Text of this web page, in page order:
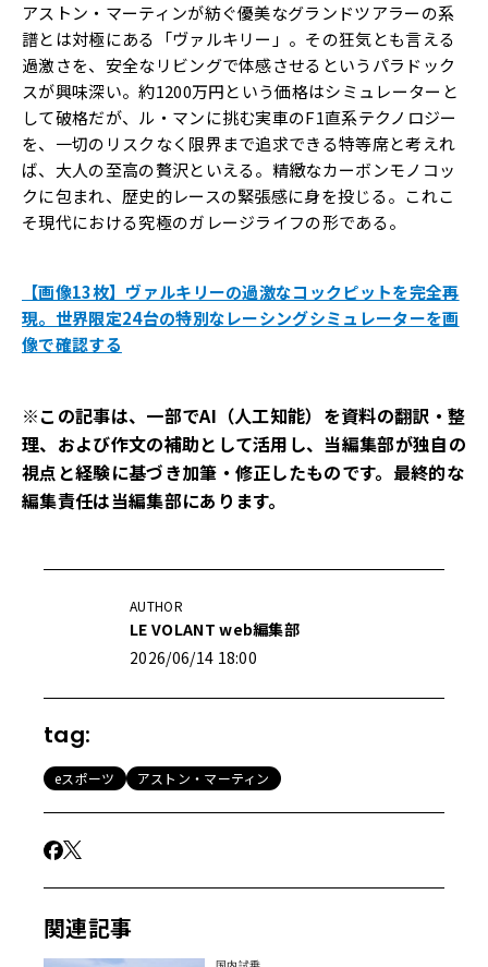
アストン・マーティンが紡ぐ優美なグランドツアラーの系
譜とは対極にある「ヴァルキリー」。その狂気とも言える
過激さを、安全なリビングで体感させるというパラドック
スが興味深い。約1200万円という価格はシミュレーターと
して破格だが、ル・マンに挑む実車のF1直系テクノロジー
を、一切のリスクなく限界まで追求できる特等席と考えれ
ば、大人の至高の贅沢といえる。精緻なカーボンモノコッ
クに包まれ、歴史的レースの緊張感に身を投じる。これこ
そ現代における究極のガレージライフの形である。
【画像13枚】ヴァルキリーの過激なコックピットを完全再
現。世界限定24台の特別なレーシングシミュレーターを画
像で確認する
※この記事は、一部でAI（人工知能）を資料の翻訳・整
理、および作文の補助として活用し、当編集部が独自の
視点と経験に基づき加筆・修正したものです。最終的な
編集責任は当編集部にあります。
AUTHOR
LE VOLANT web編集部
2026/06/14 18:00
tag:
eスポーツ アストン・マーティン
関連記事